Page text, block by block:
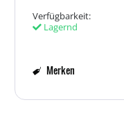
Verfügbarkeit:
Lagernd
Merken